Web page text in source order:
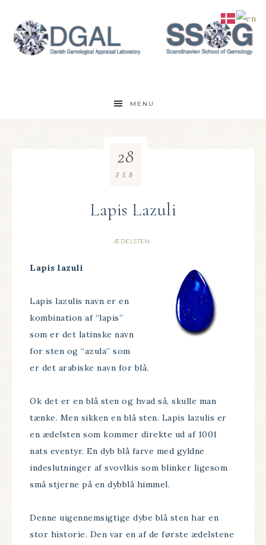
MENU
Lapis Lazuli
ÆDELSTEN
28
FEB
Lapis lazuli
Lapis lazulis navn er en
kombination af “lapis”
som er det latinske navn
for sten og “azula” som
er det arabiske navn for blå.
Ok det er en blå sten og hvad så, skulle man
tænke. Men sikken en blå sten. Lapis lazulis er
en ædelsten som kommer direkte ud af 1001
nats eventyr. En dyb blå farve med gyldne
indeslutninger af svovlkis som blinker ligesom
små stjerne på en dybblå himmel.
Denne uigennemsigtige dybe blå sten har en
stor historie. Den var en af de første ædelstene